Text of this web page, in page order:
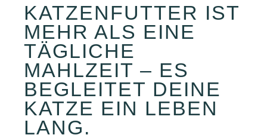
KATZENFUTTER IST
MEHR ALS EINE
TÄGLICHE
MAHLZEIT – ES
BEGLEITET DEINE
KATZE EIN LEBEN
LANG.